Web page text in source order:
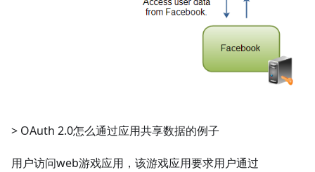
> OAuth 2.0怎么通过应用共享数据的例子
用户访问web游戏应用，该游戏应用要求用户通过